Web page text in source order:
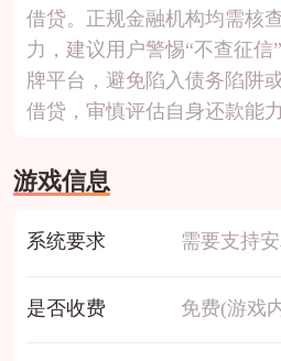
借贷。正规金融机构均需核
力，建议用户警惕“不查征
牌平台，避免陷入债务陷阱
借贷，审慎评估自身还款能力
游戏信息
系统要求 需要支持
是否收费 免费(游戏